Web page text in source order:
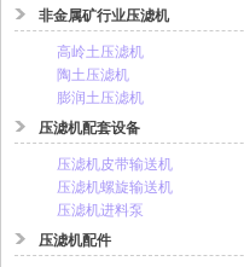
非金属矿行业压滤机
高岭土压滤机
陶土压滤机
膨润土压滤机
压滤机配套设备
压滤机皮带输送机
压滤机螺旋输送机
压滤机进料泵
压滤机配件